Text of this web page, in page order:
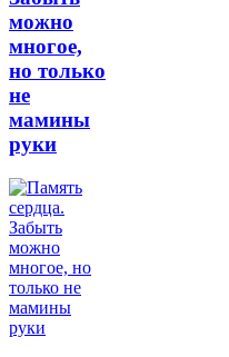
можно
многое,
но только
не
мамины
руки